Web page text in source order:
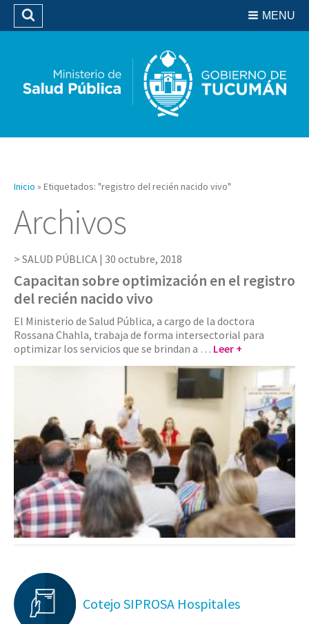
Biblioteca
MENU
Buscar
Inicio » Etiquetados: "registro del recién nacido vivo"
Archivos
SALUD PÚBLICA | 30 octubre, 2018
Capacitan sobre optimización en el registro
del recién nacido vivo
El Ministerio de Salud Pública, a cargo de la doctora
Rossana Chahla, trabaja de forma intersectorial para
optimizar los servicios que se brindan a … Leer +
Cotejo SIPROSA Hospitales